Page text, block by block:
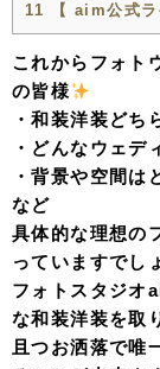
11
【 aim公式ラ
これからフォト
の皆様
・和装洋装どち
・どんなウェデ
・背景や空間は
など
具体的な理想の
っていますでし
フォトスタジオ
な和装洋装を取
且つお洒落で唯